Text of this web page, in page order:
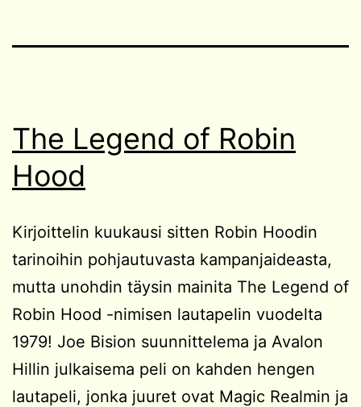
The Legend of Robin
Hood
Kirjoittelin kuukausi sitten Robin Hoodin
tarinoihin pohjautuvasta kampanjaideasta,
mutta unohdin täysin mainita The Legend of
Robin Hood -nimisen lautapelin vuodelta
1979! Joe Bision suunnittelema ja Avalon
Hillin julkaisema peli on kahden hengen
lautapeli, jonka juuret ovat Magic Realmin ja